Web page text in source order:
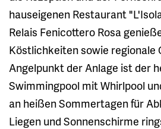
hauseigenen Restaurant
Relais Fenicottero Rosa
Köstlichkeiten sowie regionale
Angelpunkt der Anlage ist der
Swimmingpool mit Whirlpool
an heißen Sommertagen für
Liegen und Sonnenschirme